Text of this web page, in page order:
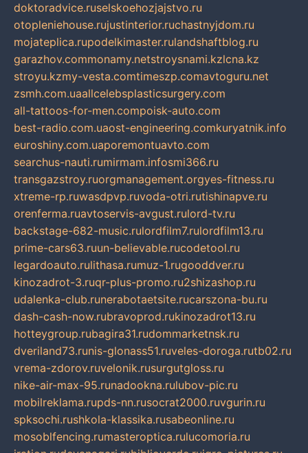
doktoradvice.ruselskoehozjajstvo.ru
otopleniehouse.rujustinterior.ruchastnyjdom.ru
mojateplica.rupodelkimaster.rulandshaftblog.ru
garazhov.commonamy.netstroysnami.kzlcna.kz
stroyu.kzmy-vesta.comtimeszp.comavtoguru.net
zsmh.com.uaallcelebsplasticsurgery.com
all-tattoos-for-men.compoisk-auto.com
best-radio.com.uaost-engineering.comkuryatnik.info
euroshiny.com.uaporemontuavto.com
searchus-nauti.rumirmam.infosmi366.ru
transgazstroy.ruorgmanagement.orgyes-fitness.ru
xtreme-rp.ruwasdpvp.ruvoda-otri.rutishinapve.ru
orenferma.ruavtoservis-avgust.rulord-tv.ru
backstage-682-music.rulordfilm7.rulordfilm13.ru
prime-cars63.ruun-believable.rucodetool.ru
legardoauto.rulithasa.rumuz-1.rugooddver.ru
kinozadrot-3.ruqr-plus-promo.ru2shizashop.ru
udalenka-club.runerabotaetsite.rucarszona-bu.ru
dash-cash-now.rubravoprod.rukinozadrot13.ru
hotteygroup.rubagira31.rudommarketnsk.ru
dveriland73.runis-glonass51.ruveles-doroga.rutb02.ru
vrema-zdorov.ruvelonik.rusurgutgloss.ru
nike-air-max-95.runadookna.rulubov-pic.ru
mobilreklama.rupds-nn.rusocrat2000.ruvgurin.ru
spksochi.rushkola-klassika.rusabeonline.ru
mosoblfencing.rumasteroptica.rulucomoria.ru